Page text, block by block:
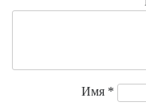
Имя *